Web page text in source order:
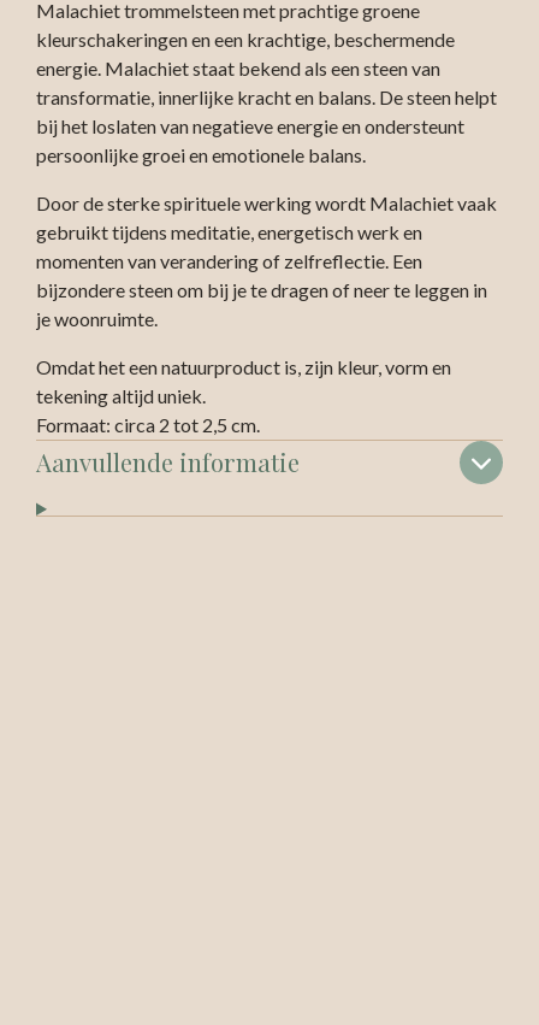
Malachiet trommelsteen met prachtige groene
kleurschakeringen en een krachtige, beschermende
energie. Malachiet staat bekend als een steen van
transformatie, innerlijke kracht en balans. De steen helpt
bij het loslaten van negatieve energie en ondersteunt
persoonlijke groei en emotionele balans.
Door de sterke spirituele werking wordt Malachiet vaak
gebruikt tijdens meditatie, energetisch werk en
momenten van verandering of zelfreflectie. Een
bijzondere steen om bij je te dragen of neer te leggen in
je woonruimte.
Omdat het een natuurproduct is, zijn kleur, vorm en
tekening altijd uniek.
Formaat: circa 2 tot 2,5 cm.
Aanvullende informatie